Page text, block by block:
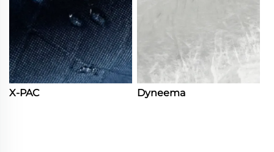
X-PAC Dyneema